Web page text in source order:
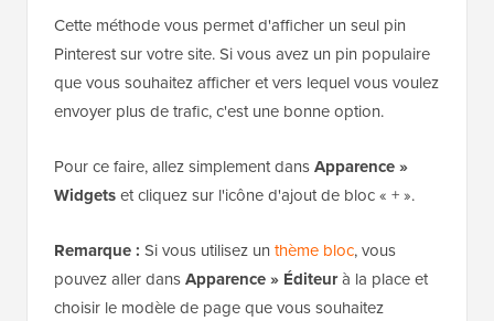
Cette méthode vous permet d'afficher un seul pin
Pinterest sur votre site. Si vous avez un pin populaire
que vous souhaitez afficher et vers lequel vous voulez
envoyer plus de trafic, c'est une bonne option.
Pour ce faire, allez simplement dansApparence »
Widgetset cliquez sur l'icône d'ajout de bloc « + ».
Remarque : Si vous utilisez un thème bloc, vous
pouvez aller dansApparence » Éditeurà la place et
choisir le modèle de page que vous souhaitez